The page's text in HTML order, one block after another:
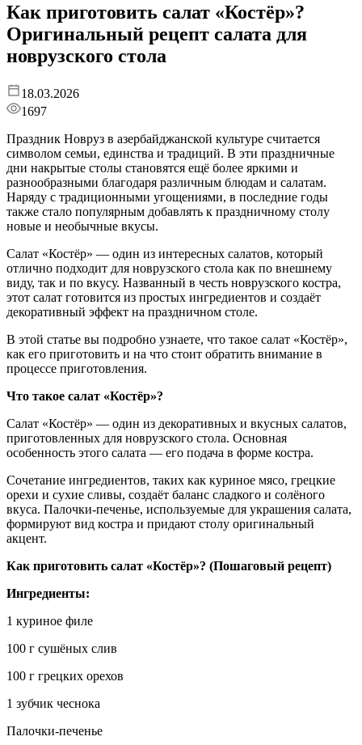
Как приготовить салат «Костёр»?
Оригинальный рецепт салата для
новрузского стола
18.03.2026
1697
Праздник Новруз в азербайджанской культуре считается
символом семьи, единства и традиций. В эти праздничные
дни накрытые столы становятся ещё более яркими и
разнообразными благодаря различным блюдам и салатам.
Наряду с традиционными угощениями, в последние годы
также стало популярным добавлять к праздничному столу
новые и необычные вкусы.
Салат «Костёр» — один из интересных салатов, который
отлично подходит для новрузского стола как по внешнему
виду, так и по вкусу. Названный в честь новрузского костра,
этот салат готовится из простых ингредиентов и создаёт
декоративный эффект на праздничном столе.
В этой статье вы подробно узнаете, что такое салат «Костёр»,
как его приготовить и на что стоит обратить внимание в
процессе приготовления.
Что такое салат «Костёр»?
Салат «Костёр» — один из декоративных и вкусных салатов,
приготовленных для новрузского стола. Основная
особенность этого салата — его подача в форме костра.
Сочетание ингредиентов, таких как куриное мясо, грецкие
орехи и сухие сливы, создаёт баланс сладкого и солёного
вкуса. Палочки-печенье, используемые для украшения салата,
формируют вид костра и придают столу оригинальный
акцент.
Как приготовить салат «Костёр»? (Пошаговый рецепт)
Ингредиенты:
1 куриное филе
100 г сушёных слив
100 г грецких орехов
1 зубчик чеснока
Палочки-печенье